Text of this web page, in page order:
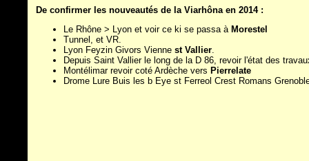
De confirmer les nouveautés de la Viarhôna en 2014 :
Le Rhône > Lyon et voir ce ki se passa à Morestel
Tunnel, et VR.
Lyon Feyzin Givors Vienne st Vallier
Depuis Saint Vallier le long de la D 86, revoir l'état des
Montélimar revoir coté Ardèche vers Pierrelate
Drome Lure Buis les b Eye st Ferreol Crest Romans